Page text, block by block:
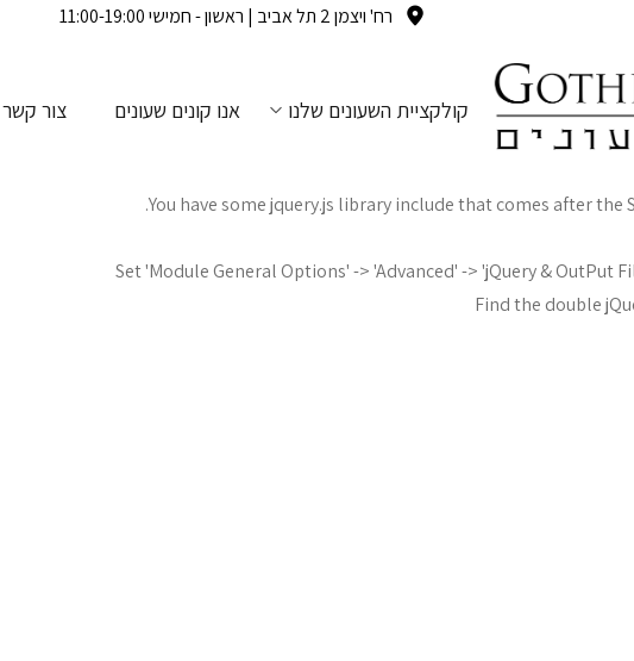
רח' ויצמן 2 תל אביב | ראשון - חמישי 11:00-19:00
קולקציית השעונים שלנו אנו קונים שעונים צור קשר
You have some jquery.js library include that comes after the